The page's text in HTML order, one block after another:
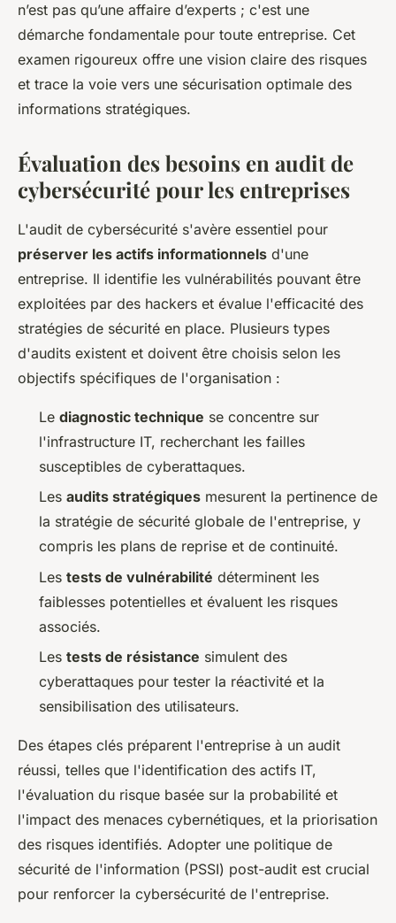
n’est pas qu’une affaire d’experts ; c'est une
démarche fondamentale pour toute entreprise. Cet
examen rigoureux offre une vision claire des risques
et trace la voie vers une sécurisation optimale des
informations stratégiques.
Évaluation des besoins en audit de
cybersécurité pour les entreprises
L'audit de cybersécurité s'avère essentiel pour
préserver les actifs informationnels d'une
entreprise. Il identifie les vulnérabilités pouvant être
exploitées par des hackers et évalue l'efficacité des
stratégies de sécurité en place. Plusieurs types
d'audits existent et doivent être choisis selon les
objectifs spécifiques de l'organisation :
Le diagnostic technique se concentre sur
l'infrastructure IT, recherchant les failles
susceptibles de cyberattaques.
Les audits stratégiques mesurent la pertinence de
la stratégie de sécurité globale de l'entreprise, y
compris les plans de reprise et de continuité.
Les tests de vulnérabilité déterminent les
faiblesses potentielles et évaluent les risques
associés.
Les tests de résistance simulent des
cyberattaques pour tester la réactivité et la
sensibilisation des utilisateurs.
Des étapes clés préparent l'entreprise à un audit
réussi, telles que l'identification des actifs IT,
l'évaluation du risque basée sur la probabilité et
l'impact des menaces cybernétiques, et la priorisation
des risques identifiés. Adopter une politique de
sécurité de l'information (PSSI) post-audit est crucial
pour renforcer la cybersécurité de l'entreprise.